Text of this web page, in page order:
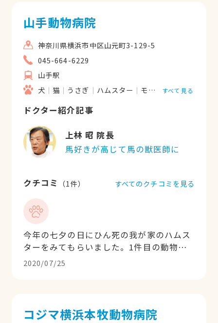
山手動物病院
神奈川県横浜市中区山元町3-129-5
045-664-6229
山手駅
犬
猫 うさぎ ハムスター モルモット 鳥類
すべて見る
ドクター紹介記事
上林 昭 院長
馬好きが高じて馬の獣医師に
クチコミ （1件）
今年の七夕の日にひん死の我が家のハムス
ターをみてもらいました。1件目の動物病
院で症状が改善せず電話で相談の上、2本
注射をしてもらいました。次の日の朝、ハ
た。
2020/07/25
すべてのクチコミを見る
コジマ横浜本牧動物病院